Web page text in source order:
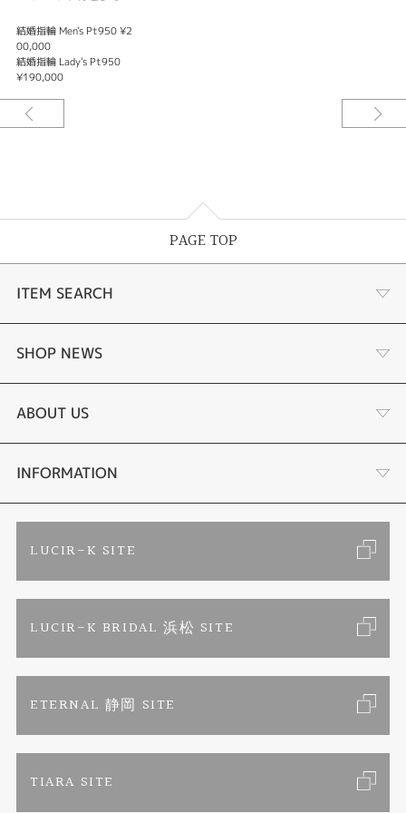
結婚指輪 Men's Pt950 ¥2
00,000
結婚指輪 Lady's Pt950
¥190,000
PAGE TOP
ITEM SEARCH
商品一覧
婚約指輪
結婚指輪
ブランドリスト
オーダーメイド専用サイト
SORA
エタニティリング
婚約ネックレス
SHOP NEWS
リフォーム
金・プラチナ買取り
金属アレルギーお悩み相談
プロポーズ相談室
ABOUT US
会社概要
お客様の声
INFORMATION
プライバシーポリシー
LUCIR-K SITE
LUCIR-K BRIDAL 浜松 SITE
ETERNAL 静岡 SITE
TIARA SITE